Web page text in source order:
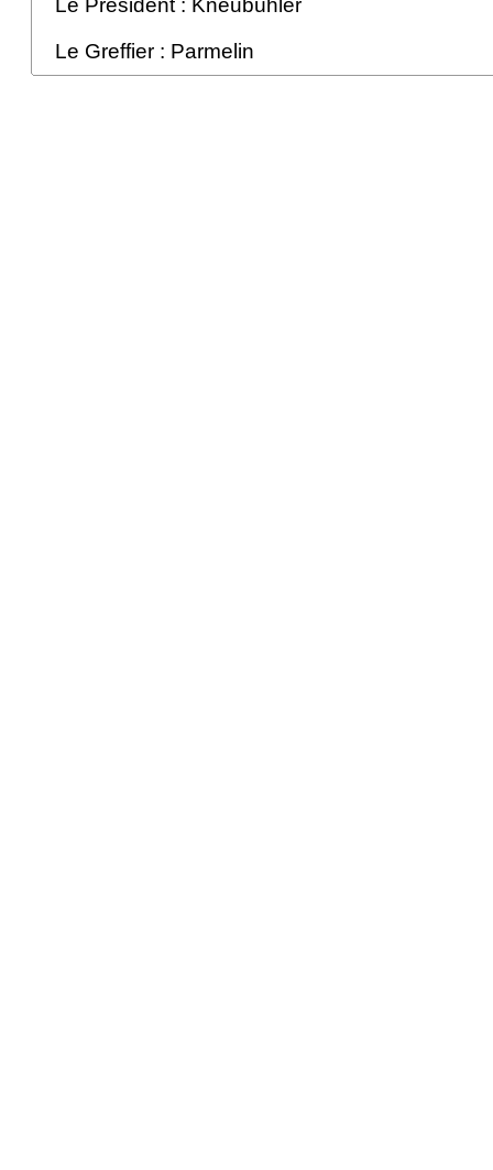
Le Président : Kneubühler
Le Greffier : Parmelin